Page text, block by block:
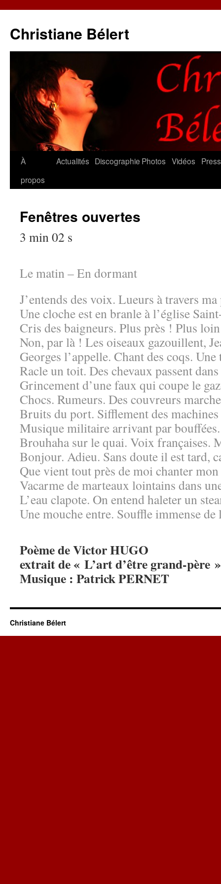
Christiane Bélert
Aller
À
propos
Actualités Discographie Photos Vidéos
Fenêtres ouvertes
3 min 02 s
Le matin – En dormant
J’entends des voix. Lueurs à travers
Une cloche est en branle à l’église
Cris des baigneurs. Plus près ! Plus
Non, par là ! Les oiseaux gazouillent,
Georges l’appelle. Chant des coqs.
Racle un toit. Des chevaux passent
Grincement d’une faux qui coupe le
Chocs. Rumeurs. Des couvreurs
Bruits du port. Sifflement des machines
Musique militaire arrivant par bouffées.
Brouhaha sur le quai. Voix françaises.
Bonjour. Adieu. Sans doute il est tard,
Que vient tout près de moi chanter
Vacarme de marteaux lointains dans
L’eau clapote. On entend haleter un
Une mouche entre. Souffle immense de
Poème de Victor HUGO
extrait de « L’art d’être grand-père »
Musique : Patrick PERNET
Christiane Bélert